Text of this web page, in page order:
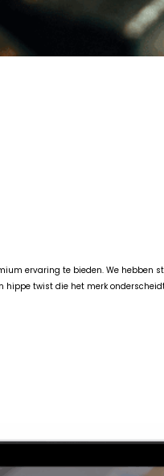
ervaring te bieden. We
hippe twist die het merk